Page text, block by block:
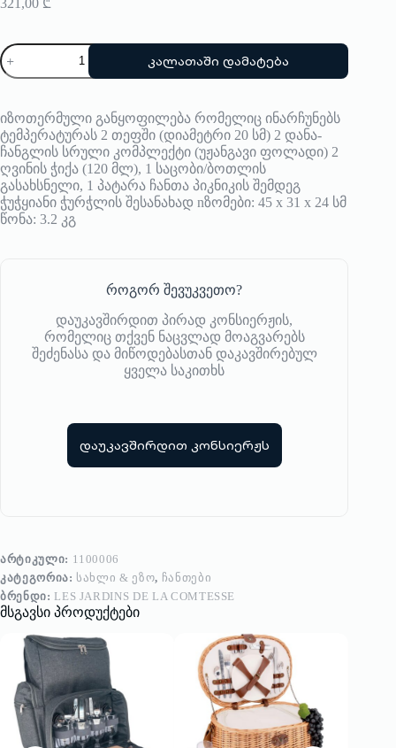
რაოდენობა:
პიკნიკის
კალათა
პერსონაზე
Les
Jardins
de
la
Comtesse
კალათაში დამატება
იზოთერმული განყოფილება რომელიც ინარჩუნებს
ტემპერატურას 2 თეფში (დიამეტრი 20 სმ) 2 დანა-
ჩანგლის სრული კომპლექტი (უჟანგავი ფოლადი) 2
ღვინის ჭიქა (120 მლ), 1 საცობი/ბოთლის
გასახსნელი, 1 პატარა ჩანთა პიკნიკის შემდეგ
ჭუჭყიანი ჭურჭლის შესანახად nზომები: 45 x 31 x 24 სმ
წონა: 3.2 კგ
როგორ შევუკვეთო?
დაუკავშირდით პირად კონსიერჟის,
რომელიც თქვენ ნაცვლად მოაგვარებს
შეძენასა და მიწოდებასთან დაკავშირებულ
ყველა საკითხს
დაუკავშირდით კონსიერჟს
ᲐᲠᲢᲘᲙᲣᲚᲘ: 1100006
ᲙᲐᲢᲔᲒᲝᲠᲘᲐ: ᲡᲐᲮᲚᲘ & ᲔᲖᲝ, ᲩᲐᲜᲗᲔᲑᲘ
ᲑᲠᲔᲜᲓᲘ: LES JARDINS DE LA COMTESSE
მსგავსი პროდუქტები